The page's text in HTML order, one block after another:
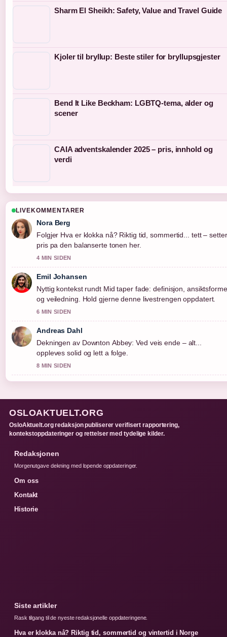
Sharm El Sheikh: Safety, Value and Travel Guide
Kjoler til bryllup: Beste stiler for bryllupsgjester
Bend It Like Beckham: LGBTQ-tema, alder og
scener
CAIA adventskalender 2025 – pris, innhold og
verdi
LIVEKOMMENTARER
Nora Berg
Folgjer Hva er klokka nå? Riktig tid, sommertid... tett – setter
pris pa den balanserte tonen her.
4 MIN SIDEN
Emil Johansen
Nyttig kontekst rundt Mid taper fade: definisjon,
og veiledning. Hold gjerne denne livestrengen oppdatert.
6 MIN SIDEN
Andreas Dahl
Dekningen av Downton Abbey: Ved veis ende – alt...
oppleves solid og lett a folge.
8 MIN SIDEN
OSLOAKTUELT.ORG
OsloAktuelt.org redaksjon publiserer verifisert rapportering,
kontekstoppdateringer og rettelser med tydelige kilder.
Redaksjonen
Morgenutgave dekning med lopende oppdateringer.
Om oss
Kontakt
Historie
Siste artikler
Rask tilgang til de nyeste redaksjonelle oppdateringene.
Hva er klokka nå? Riktig tid, sommertid og vintertid i Norge